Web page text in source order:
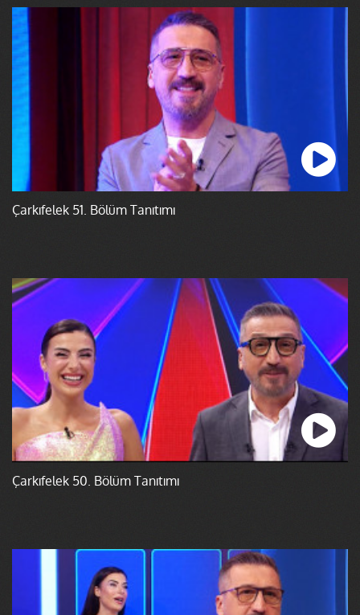
Çarkıfelek 51. Bölüm Tanıtımı
Çarkıfelek 50. Bölüm Tanıtımı